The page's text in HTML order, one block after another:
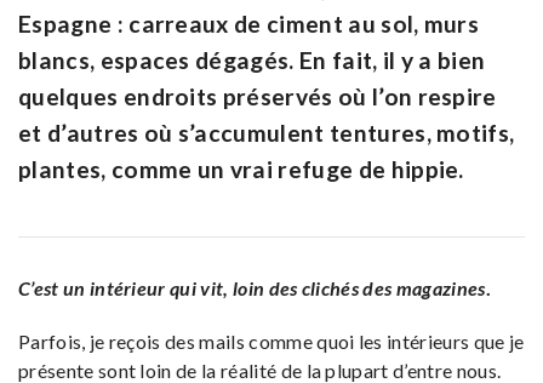
Espagne : carreaux de ciment au sol, murs
blancs, espaces dégagés. En fait, il y a bien
quelques endroits préservés où l’on respire
et d’autres où s’accumulent tentures, motifs,
plantes, comme un vrai refuge de hippie.
C’est un intérieur qui vit, loin des clichés des magazines
Parfois, je reçois des mails comme quoi les intérieurs que je
présente sont loin de la réalité de la plupart d’entre nous.